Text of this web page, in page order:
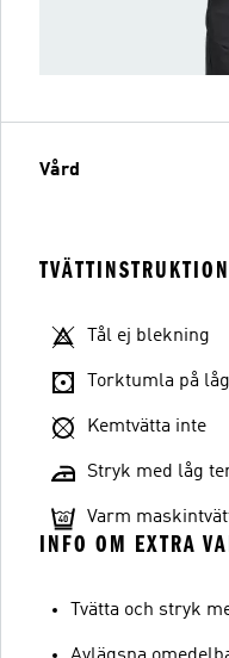
Vård
Tål ej blekning
Torktumla på
Kemtvätta inte
Stryk med låg
Varm
INFO OM EXTRA
Tvätta och stryk